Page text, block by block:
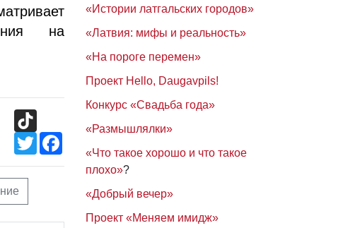
на
TikTok
TwitterFacebook
«Истории латгальских городов»
«Латвия: мифы и реальность»
«На пороге перемен»
Проект Hello, Daugavpils!
Конкурс «Свадьба года»
«Размышлялки»
«Что такое хорошо и что такое
плохо»?
«Добрый вечер»
Проект «Меняем имидж»